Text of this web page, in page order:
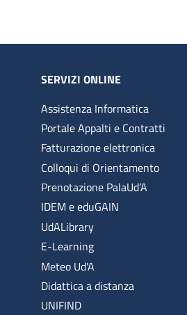
SERVIZI ONLINE
Assistenza Informatica
Portale Appalti e Contratti
Fatturazione elettronica
Colloqui di Orientamento
Prenotazione PalaUd’A
IDEM e eduGAIN
UdALibrary
E-Learning
Meteo Ud'A
Didattica a distanza
UNIFIND